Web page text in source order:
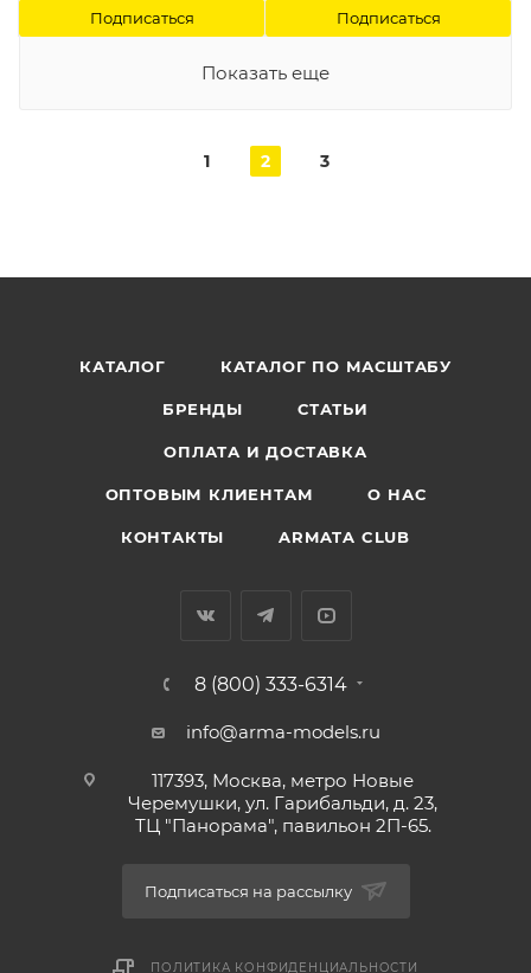
Подписаться Подписаться
Показать еще
1 2 3
КАТАЛОГ КАТАЛОГ ПО МАСШТАБУ
БРЕНДЫ СТАТЬИ
ОПЛАТА И ДОСТАВКА
ОПТОВЫМ КЛИЕНТАМ О НАС
КОНТАКТЫ ARMATA CLUB
8 (800) 333-6314
info@arma-models.ru
117393, Москва, метро Новые
Черемушки, ул. Гарибальди, д. 23,
ТЦ "Панорама", павильон 2П-65.
Подписаться на рассылку
ПОЛИТИКА КОНФИДЕНЦИАЛЬНОСТИ